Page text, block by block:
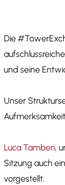
Die
und seine
Unser
Luca Tamberi,
Sitzung auch
vorgestellt.